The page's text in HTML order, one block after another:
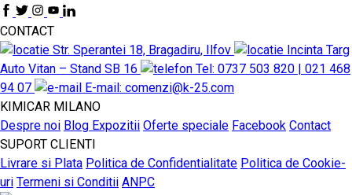
CONTACT
Str. Sperantei 18, Bragadiru, Ilfov
Incinta Targ
Auto Vitan – Stand SB 16
Tel: 0737 503 820 | 021 468
94 07
E-mail: comenzi@k-25.com
KIMICAR MILANO
Despre noi Blog Expozitii Oferte speciale Facebook Contact
SUPORT CLIENTI
Livrare si Plata Politica de Confidentialitate Politica de Cookie-
uri Termeni si Conditii ANPC